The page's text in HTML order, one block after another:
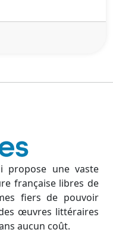
propose une vaste
française libres de
fiers de pouvoir
œuvres littéraires
aucun coût.